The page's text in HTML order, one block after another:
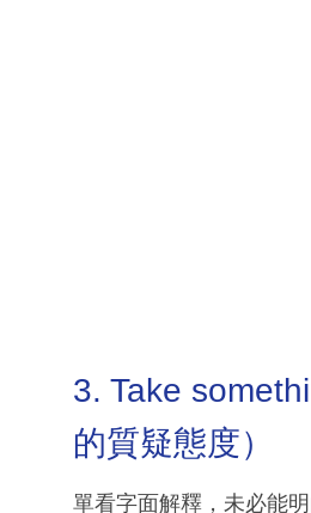
3. Take
的質疑態度）
單看字面解釋，未必能